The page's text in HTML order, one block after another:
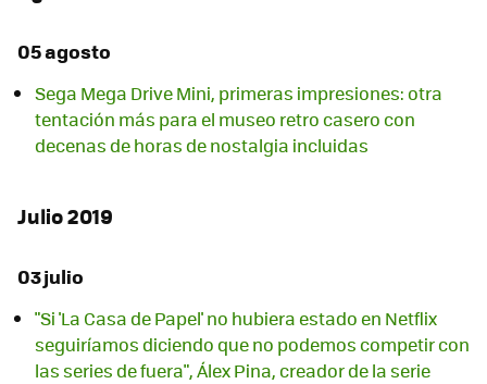
05 agosto
Sega Mega Drive Mini, primeras impresiones: otra
tentación más para el museo retro casero con
decenas de horas de nostalgia incluidas
Julio 2019
03 julio
"Si 'La Casa de Papel' no hubiera estado en Netflix
seguiríamos diciendo que no podemos competir con
las series de fuera", Álex Pina, creador de la serie